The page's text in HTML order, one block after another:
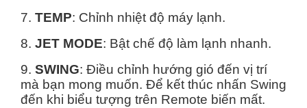
7. TEMP: Chỉnh nhiệt độ máy lạnh.
8. JET MODE: Bật chế độ làm lạnh nhanh.
9. SWING: Điều chỉnh hướng gió đến vị trí
mà bạn mong muốn. Để kết thúc nhấn Swing
đến khi biểu tượng trên Remote biến mất.